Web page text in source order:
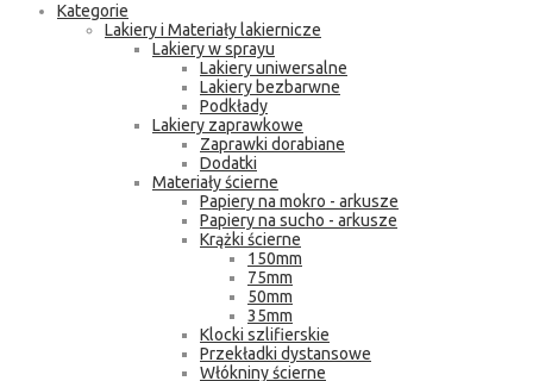
Kategorie
Lakiery i Materiały lakiernicze
Lakiery w sprayu
Lakiery uniwersalne
Lakiery bezbarwne
Podkłady
Lakiery zaprawkowe
Zaprawki dorabiane
Dodatki
Materiały ścierne
Papiery na mokro - arkusze
Papiery na sucho - arkusze
Krążki ścierne
150mm
75mm
50mm
35mm
Klocki szlifierskie
Przekładki dystansowe
Włókniny ścierne